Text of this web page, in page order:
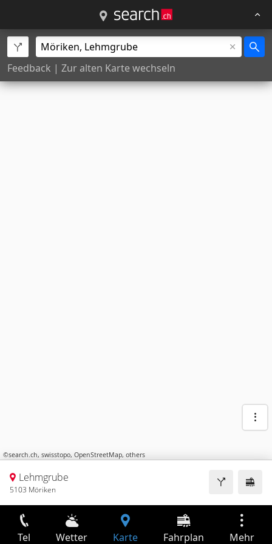
Feedback | Zur alten Karte wechseln
©search.ch, swisstopo, OpenStreetMap, others
Lehmgrube
5103 Möriken
Tel Wetter Karte Fahrplan Mehr